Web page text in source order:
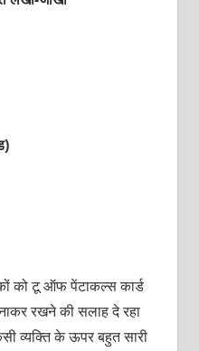
को टू ऑफ पेंटाकल्‍स कार्ड
रखने की सलाह दे रहा
व्‍यक्‍ति के ऊपर बहुत सारी